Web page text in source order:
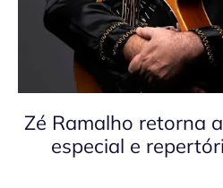
Zé Ramalho retorna
especial e